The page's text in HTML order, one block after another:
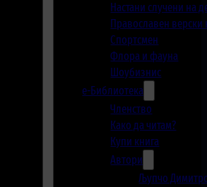
Настани случени на
Православен верски
Спортсмен
Флора и фауна
Шоубизнис
е-Библиотека
Членство
Како да читам?
Купи книга
Автори
Љупчо